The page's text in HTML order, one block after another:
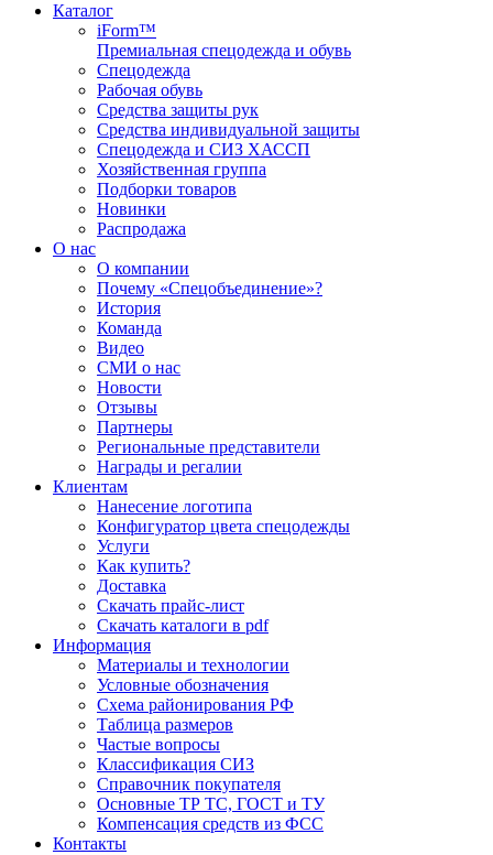
Каталог
iForm™
Премиальная спецодежда и обувь
Спецодежда
Рабочая обувь
Средства защиты рук
Средства индивидуальной защиты
Спецодежда и СИЗ ХАССП
Хозяйственная группа
Подборки товаров
Новинки
Распродажа
О нас
О компании
Почему «Спецобъединение»?
История
Команда
Видео
СМИ о нас
Новости
Отзывы
Партнеры
Региональные представители
Награды и регалии
Клиентам
Нанесение логотипа
Конфигуратор цвета спецодежды
Услуги
Как купить?
Доставка
Скачать прайс-лист
Скачать каталоги в pdf
Информация
Материалы и технологии
Условные обозначения
Схема районирования РФ
Таблица размеров
Частые вопросы
Классификация СИЗ
Справочник покупателя
Основные ТР ТС, ГОСТ и ТУ
Компенсация средств из ФСС
Контакты